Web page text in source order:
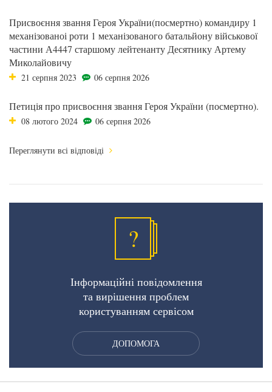
Присвоєння звання Героя України(посмертно) командиру 1
механізованоі роти 1 механізованого батальйону військової
частини А4447 старшому лейтенанту Десятнику Артему
Миколайовичу
21 серпня 2023 06 серпня 2026
Петиція про присвоєння звання Героя України (посмертно).
08 лютого 2024 06 серпня 2026
Переглянути всі відповіді
?
Інформаційні повідомлення
та вирішення проблем
користуванням сервісом
ДОПОМОГА